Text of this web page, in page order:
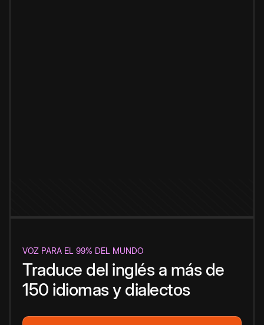
VOZ PARA EL 99% DEL MUNDO
Traduce del inglés a más de
150 idiomas y dialectos